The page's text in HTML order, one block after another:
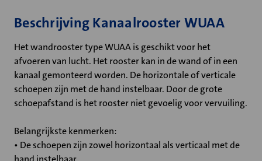
Beschrijving Kanaalrooster WUAA
Het wandrooster type WUAA is geschikt voor het
afvoeren van lucht. Het rooster kan in de wand of in een
kanaal gemonteerd worden. De horizontale of verticale
schoepen zijn met de hand instelbaar. Door de grote
schoepafstand is het rooster niet gevoelig voor vervuiling.
Belangrijkste kenmerken:
• De schoepen zijn zowel horizontaal als verticaal met de